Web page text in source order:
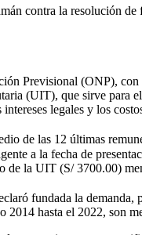
contra la resolución
Previsional (ONP),
(UIT), que sirve
legales y los
de las 12 últimas
a la fecha de
de la UIT (S/ 3700.00)
fundada la demanda,
hasta el 2022, son